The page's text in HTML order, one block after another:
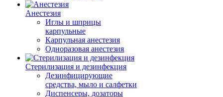
Анестезия
Иглы и шприцы
карпульные
Карпульная анестезия
Одноразовая анестезия
Стерилизация и дезинфекция
Дезинфицирующие
средства, мыло и салфетки
Диспенсеры, дозаторы